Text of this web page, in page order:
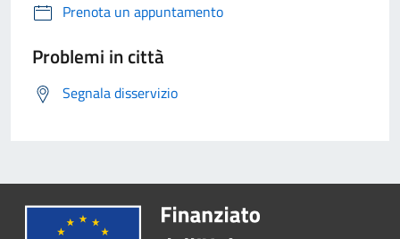
Prenota un appuntamento
Problemi in città
Segnala disservizio